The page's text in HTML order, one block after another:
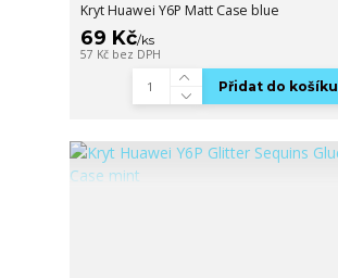
Kryt Huawei Y6P Matt Case blue
69 Kč/ks
57 Kč bez DPH
Přidat do košíku